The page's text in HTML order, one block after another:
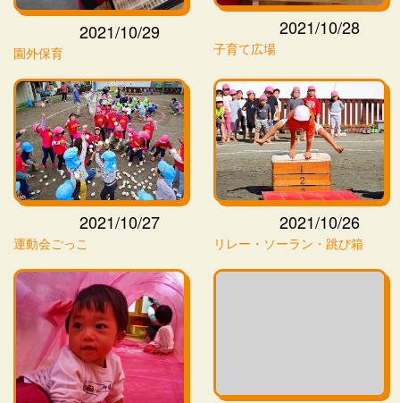
2021/10/29
園外保育
2021/10/28
子育て広場
2021/10/27
運動会ごっこ
2021/10/26
リレー・ソーラン・跳び箱